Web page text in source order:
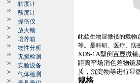
粘度计
酸度计
探伤仪
放大镜
培养箱
物性分析
无损检测
实验设备
气体检测
此款生物显微镜的载物
等。是科研、医疗、防
XDS-1A型倒置显微
距离平场消色差物镜
质，沉淀物等进行显
规格